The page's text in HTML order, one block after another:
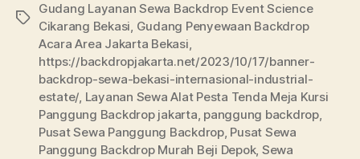
Tags
Gudang Layanan Sewa Backdrop Event Science
Cikarang Bekasi, Gudang Penyewaan Backdrop
Acara Area Jakarta Bekasi,
https://backdropjakarta.net/2023/10/17/banner-
backdrop-sewa-bekasi-internasional-industrial-
estate/, Layanan Sewa Alat Pesta Tenda Meja Kursi
Panggung Backdrop jakarta, panggung backdrop,
Pusat Sewa Panggung Backdrop, Pusat Sewa
Panggung Backdrop Murah Beji Depok, Sewa